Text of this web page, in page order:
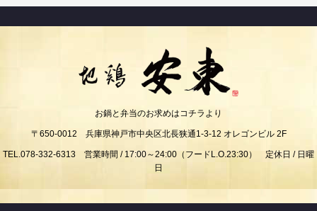
お鍋と弁当のお求めはコチラより
〒650-0012 兵庫県神戸市中央区北長狭通1-3-12 オレゴンビル 2F
TEL.078-332-6313 営業時間 / 17:00～24:00（フードL.O.23:30） 定休日 / 日曜
日